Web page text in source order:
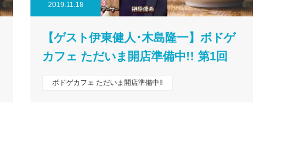
2019.11.18
【ゲスト伊東健人･木島隆一】ボドゲ
カフェ ただいま開店準備中!! 第1回
ボドゲカフェ ただいま開店準備中!!